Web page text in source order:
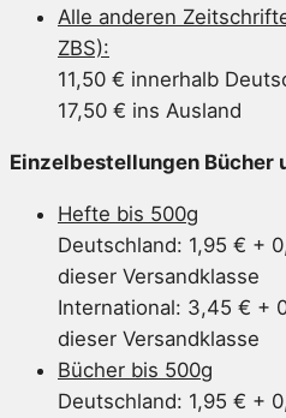
Alle anderen
ZBS):
11,50 € innerhalb
17,50 € ins Ausland
Einzelbestellungen Bücher
Hefte bis 500g
Deutschland: 1,95 € +
dieser Versandklasse
International: 3,45 € +
dieser Versandklasse
Bücher bis 500g
Deutschland: 1,95 € +